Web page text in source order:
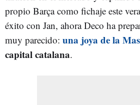
propio Barça como fichaje este
éxito con Jan, ahora Deco ha
muy parecido: una joya de la
capital catalana.